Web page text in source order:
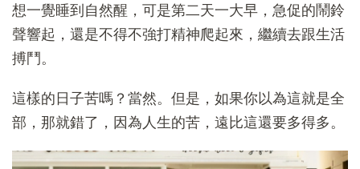
想一覺睡到自然醒，可是第二天一大早，急促的鬧鈴
聲響起，還是不得不強打精神爬起來，繼續去跟生活
搏鬥。
這樣的日子苦嗎？當然。但是，如果你以為這就是全
部，那就錯了，因為人生的苦，遠比這還要多得多。